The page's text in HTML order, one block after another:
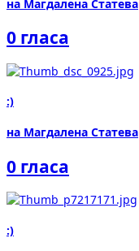
на Магдалена Статева
0 гласа
:)
на Магдалена Статева
0 гласа
:)